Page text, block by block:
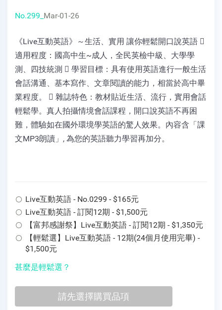
No.299_ Mar-01-26
《Live互動英語》～生活、實用 讓你輕鬆開口說英語 
適用程度：國高中生~成人，全民英檢中級、大學學
測、四技統測  學習目標：具有使用英語進行一般生活
會話溝通、基本寫作、文章閱讀的能力，相當於高中畢
業程度。  雜誌特色：教材貼近生活、流行，實用會話
輕鬆學。真人拍攝情境會話課程，開口說英語不再困
難，體驗如在國外環境學英語的驚人效果。內容含「課
文MP3朗讀」, 為您的英語聽力學習再加分。
Live互動英語 - No.0299 - $165元
Live互動英語 - 訂閱12期 - $1,500元
【富邦感謝祭】Live互動英語 - 訂閱12期 - $1,350元
【輕鬆選】Live互動英語 - 12期(24個月使用完畢) -
$1,500元
甚麼是輕鬆選？